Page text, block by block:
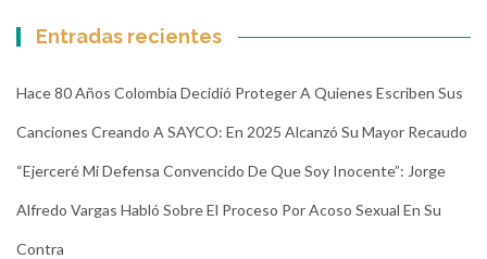
Entradas recientes
Hace 80 Años Colombia Decidió Proteger A Quienes Escriben Sus
Canciones Creando A SAYCO: En 2025 Alcanzó Su Mayor Recaudo
“Ejerceré Mi Defensa Convencido De Que Soy Inocente”: Jorge
Alfredo Vargas Habló Sobre El Proceso Por Acoso Sexual En Su
Contra